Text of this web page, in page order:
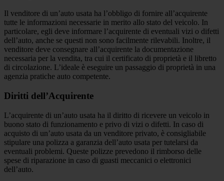
Il venditore di un’auto usata ha l’obbligo di fornire all’acquirente
tutte le informazioni necessarie in merito allo stato del veicolo. In
particolare, egli deve informare l’acquirente di eventuali vizi o difetti
dell’auto, anche se questi non sono facilmente rilevabili. Inoltre, il
venditore deve consegnare all’acquirente la documentazione
necessaria per la vendita, tra cui il certificato di proprietà e il libretto
di circolazione. L’ideale è eseguire un passaggio di proprietà in una
agenzia pratiche auto competente.
Diritti dell’Acquirente
L’acquirente di un’auto usata ha il diritto di ricevere un veicolo in
buono stato di funzionamento e privo di vizi o difetti. In caso di
acquisto di un’auto usata da un venditore privato, è consigliabile
stipulare una polizza a garanzia dell’auto usata per tutelarsi da
eventuali problemi. Queste polizze prevedono il rimborso delle
spese di riparazione in caso di guasti meccanici o elettronici
dell’auto.